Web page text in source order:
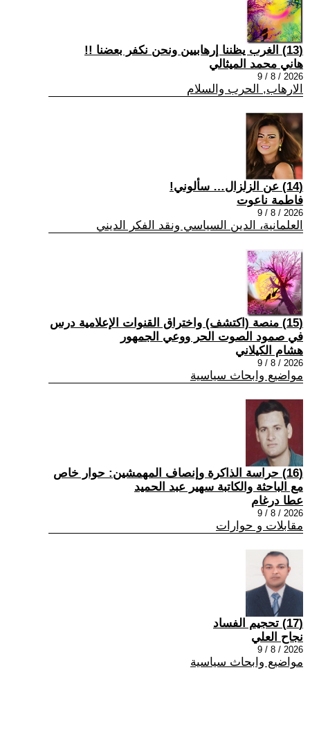
(13) الغرب يظننا إرهابيين ونحن نكفر بعضنا !!
هاني محمد الميثالي
2026 / 8 / 9
الارهاب, الحرب والسلام
(14) عن الزلزال… سألوني!
فاطمة ناعوت
2026 / 8 / 9
العلمانية، الدين السياسي ونقد الفكر الديني
(15) منصة (اكتشف) واختراق القنوات الإعلامية درس
في صمود الصوت الحر ووعي الجمهور
هشام الكيلاني
2026 / 8 / 9
مواضيع وابحاث سياسية
(16) حراسة الذاكرة وإنصاف المهمشين: حوار خاص
مع الباحثة والكاتبة سهير عبد الحميد
عطا درغام
2026 / 8 / 9
مقابلات و حوارات
(17) تحجيم الفساد
نجاح العلي
2026 / 8 / 9
مواضيع وابحاث سياسية